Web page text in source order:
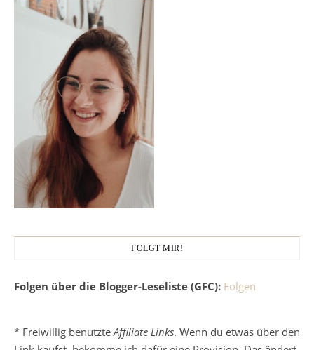
FOLGT MIR!
Folgen über die Blogger-Leseliste (GFC): Folgen
* Freiwillig benutzte Affiliate Links. Wenn du etwas über den